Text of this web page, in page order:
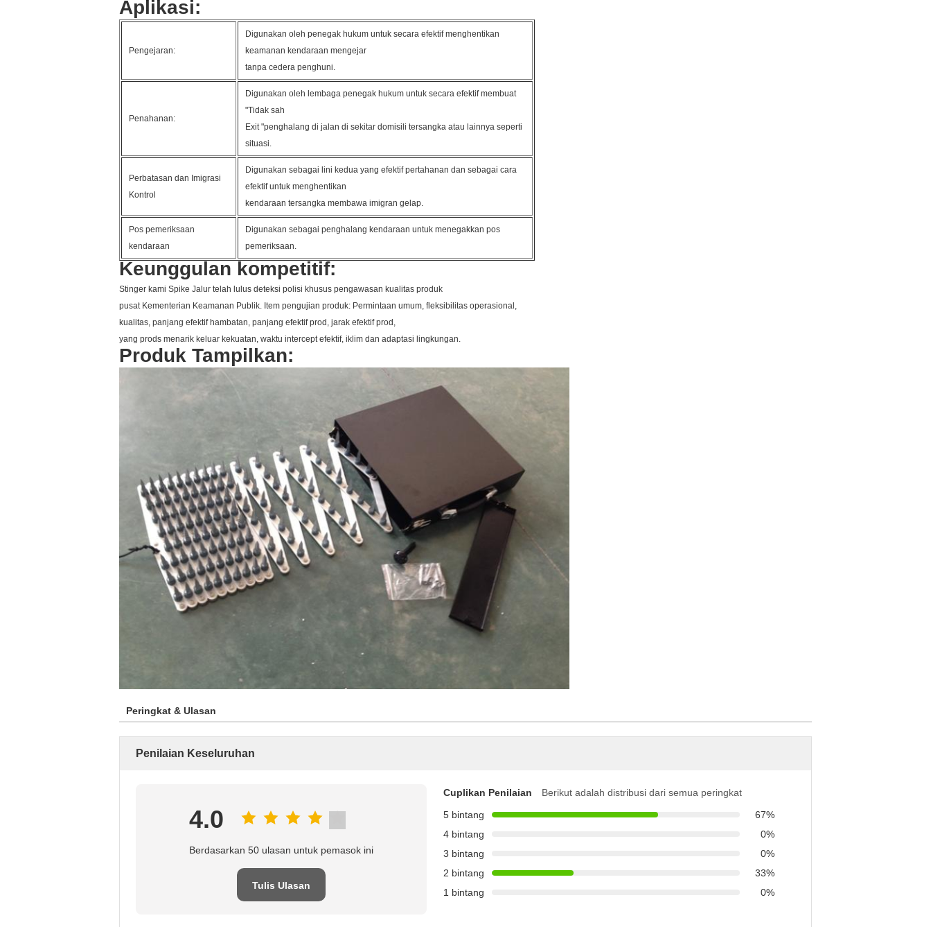
Aplikasi:
Pengejaran:
Digunakan oleh penegak hukum untuk secara efektif menghentikan
keamanan kendaraan mengejar
tanpa cedera penghuni.
Penahanan:
Digunakan oleh lembaga penegak hukum untuk secara efektif membuat
"Tidak sah
Exit "penghalang di jalan di sekitar domisili tersangka atau lainnya seperti
situasi.
Perbatasan dan Imigrasi
Kontrol
Digunakan sebagai lini kedua yang efektif pertahanan dan sebagai cara
efektif untuk menghentikan
kendaraan tersangka membawa imigran gelap.
Pos pemeriksaan
kendaraan
Digunakan sebagai penghalang kendaraan untuk menegakkan pos
pemeriksaan.
Keunggulan kompetitif:
Stinger kami Spike Jalur telah lulus deteksi polisi khusus pengawasan kualitas produk
pusat Kementerian Keamanan Publik. Item pengujian produk: Permintaan umum, fleksibilitas operasional,
kualitas, panjang efektif hambatan, panjang efektif prod, jarak efektif prod,
yang prods menarik keluar kekuatan, waktu intercept efektif, iklim dan adaptasi lingkungan.
Produk Tampilkan:
Peringkat & Ulasan
Penilaian Keseluruhan
4.0
Berdasarkan 50 ulasan untuk pemasok ini
Tulis Ulasan
Cuplikan Penilaian
Berikut adalah distribusi dari semua peringkat
5 bintang
67%
4 bintang
0%
3 bintang
0%
2 bintang
33%
1 bintang
0%